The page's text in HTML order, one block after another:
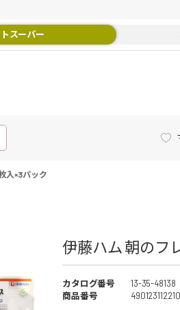
スーパー
入×3パック
伊藤ハム 朝のフ
カタログ番号
13-35-48138
商品番号